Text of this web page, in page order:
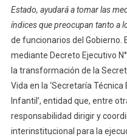
Estado, ayudará a tomar las
índices que preocupan tanto a
de funcionarios del Gobierno.
mediante Decreto Ejecutivo
la transformación de la
Vida en la ‘Secretaría
Infantil’, entidad que, entre
responsabilidad dirigir y
interinstitucional para la